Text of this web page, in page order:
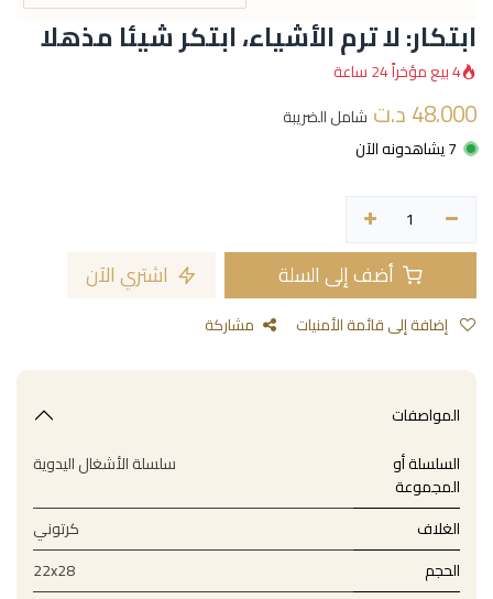
ابتكار: لا ترم الأشياء، ابتكر شيئا مذهلا
4 بيع مؤخراً 24 ساعة
48.000د.ت شامل الضريبة
7 يشاهدونه الآن
أضف إلى السلة اشتري الآن
مشاركة
المواصفات
السلسلة أو
المجموعة
سلسلة الأشغال اليدوية
الغلاف
كرتوني
الحجم
22x28